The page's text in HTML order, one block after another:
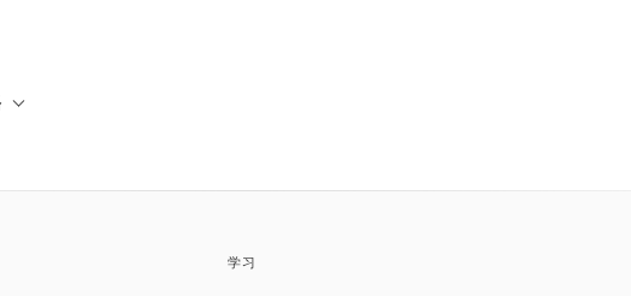
案for 资源
Toggle sub-navigation for 套餐与价格
学习